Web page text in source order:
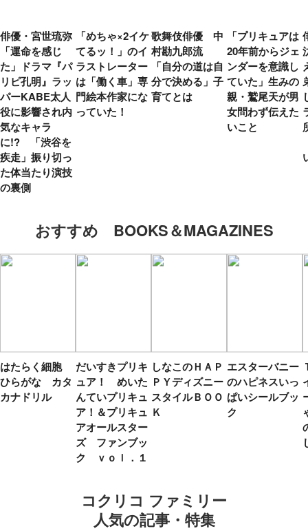
俳優・宮世琉弥
「運命を感じ
た」ドラマ『パ
リピ孔明』ラッ
パーKABE太人
役に影響され内
気なキャラ
に!? 「渋谷を
疾走」振り切っ
た体当たり演技
の裏側
「めちゃ×2イケ
てるッ！」のイ
ラストレーター
は「働く車」専
門絵本作家にな
っていた！
歌舞伎俳優 中
村勘九郎流
「自分の道は自
分で決める」子
育てとは
「プリキュアは
20年前からジェ
ンダーを意識し
ていた」生みの
親・鷲尾天が男
女問わず伝えた
いこと
おすすめ BOOKS＆MAGAZINES
はたらく細胞
ひらがな カタ
カナドリル
だいすきプリキ
ュア！ めいた
んていプリキュ
ア！＆プリキュ
アオールスター
ズ ファンブッ
ク ｖｏｌ．１
しなこのＨＡＰ
ＰＹディズニー
スタイルＢＯＯ
Ｋ
エスターバニー
のハピネスいっ
ぱいシールブッ
ク
コクリコ ファミリー
人気の記事・特集